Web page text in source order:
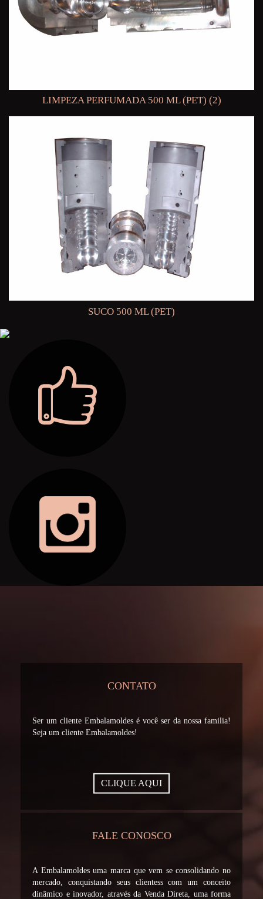
LIMPEZA PERFUMADA 500 ML (PET) (2)
SUCO 500 ML (PET)
CONTATO
Ser um cliente Embalamoldes é você ser da nossa familia!
Seja um cliente Embalamoldes!
CLIQUE AQUI
FALE CONOSCO
A Embalamoldes uma marca que vem se consolidando no
mercado, conquistando seus clientess com um conceito
dinâmico e inovador, através da Venda Direta, uma forma